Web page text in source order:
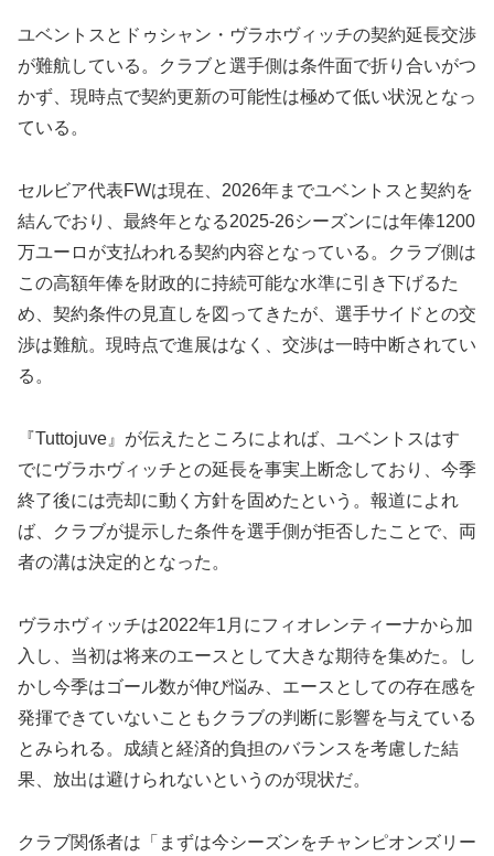
ユベントスとドゥシャン・ヴラホヴィッチの契約延長交渉
が難航している。クラブと選手側は条件面で折り合いがつ
かず、現時点で契約更新の可能性は極めて低い状況となっ
ている。
セルビア代表FWは現在、2026年までユベントスと契約を
結んでおり、最終年となる2025-26シーズンには年俸1200
万ユーロが支払われる契約内容となっている。クラブ側は
この高額年俸を財政的に持続可能な水準に引き下げるた
め、契約条件の見直しを図ってきたが、選手サイドとの交
渉は難航。現時点で進展はなく、交渉は一時中断されてい
る。
『Tuttojuve』が伝えたところによれば、ユベントスはす
でにヴラホヴィッチとの延長を事実上断念しており、今季
終了後には売却に動く方針を固めたという。報道によれ
ば、クラブが提示した条件を選手側が拒否したことで、両
者の溝は決定的となった。
ヴラホヴィッチは2022年1月にフィオレンティーナから加
入し、当初は将来のエースとして大きな期待を集めた。し
かし今季はゴール数が伸び悩み、エースとしての存在感を
発揮できていないこともクラブの判断に影響を与えている
とみられる。成績と経済的負担のバランスを考慮した結
果、放出は避けられないというのが現状だ。
クラブ関係者は「まずは今シーズンをチャンピオンズリー